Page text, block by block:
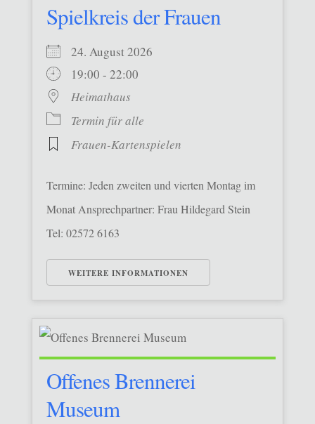
Spielkreis der Frauen
24. August 2026
19:00 - 22:00
Heimathaus
Termin für alle
Frauen-Kartenspielen
Termine: Jeden zweiten und vierten Montag im
Monat Ansprechpartner: Frau Hildegard Stein
Tel: 02572 6163
WEITERE INFORMATIONEN
Offenes Brennerei
Museum